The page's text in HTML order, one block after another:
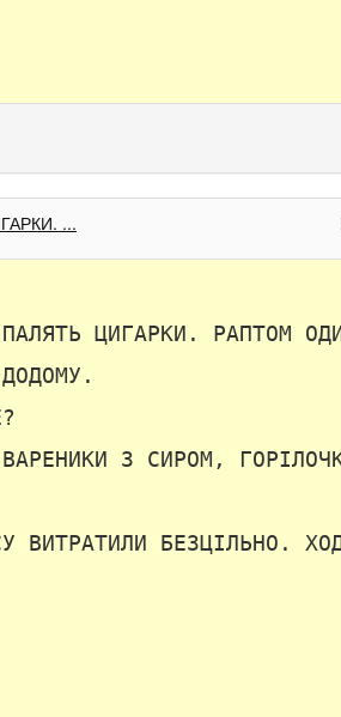
...
ЦИГАРКИ. РАПТОМ
З СИРОМ,
ВИТРАТИЛИ БЕЗЦІЛЬНО.